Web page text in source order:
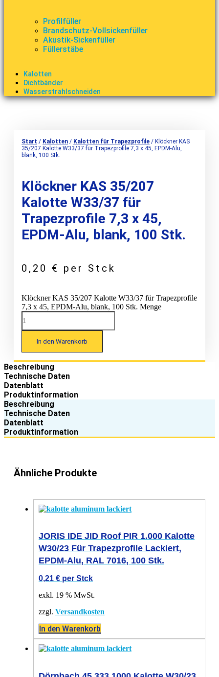
Profilfüller
Brandschutz-Vollsickenfüller
Akustik-Sickenfüller
Füllerstäbe
Kalotten
Dichtbänder
Wasserstrahlschneiden
Start / Kalotten / Kalotten für Trapezprofile / Klöckner KAS
35/207 Kalotte W33/37 für Trapezprofile 7,3 x 45, EPDM-Alu,
blank, 100 Stk.
Klöckner KAS 35/207
Kalotte W33/37 für
Trapezprofile 7,3 x 45,
EPDM-Alu, blank, 100 Stk.
0,20 € per Stck
Klöckner KAS 35/207 Kalotte W33/37 für Trapezprofile
7,3 x 45, EPDM-Alu, blank, 100 Stk. Menge
In den Warenkorb
Beschreibung
Technische Daten
Datenblatt
Produktinformation
Beschreibung
Technische Daten
Datenblatt
Produktinformation
Ähnliche Produkte
JORIS IDE JID Roof PIR 1.000 Kalotte
W30/23 Für Trapezprofile Lackiert,
EPDM-Alu, RAL 7016, 100 Stk.
0,21 € per Stck
exkl. 19 % MwSt.
zzgl. Versandkosten
In den Warenkorb